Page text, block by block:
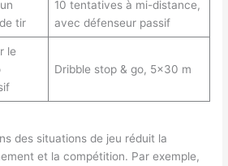
tir
10 tentatives à mi-distance,
avec défenseur passif
le
Dribble stop & go, 5×30 m
des situations de jeu réduit la
et la compétition. Par exemple,